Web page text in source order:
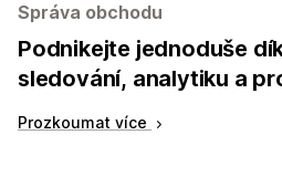
Správa obchodu
Podnikejte jednoduše
sledování, analytiku a
Prozkoumat více